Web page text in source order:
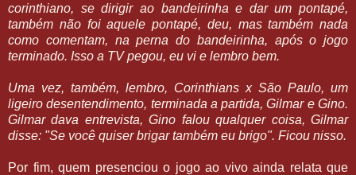
corinthiano, se dirigir ao bandeirinha e dar um pontapé,
também não foi aquele pontapé, deu, mas também nada
como comentam, na perna do bandeirinha, após o jogo
terminado. Isso a TV pegou, eu vi e lembro bem.
Uma vez, também, lembro, Corinthians x São Paulo, um
ligeiro desentendimento, terminada a partida, Gilmar e Gino.
Gilmar dava entrevista, Gino falou qualquer coisa, Gilmar
disse: "Se você quiser brigar também eu brigo". Ficou nisso.
Por fim, quem presenciou o jogo ao vivo ainda relata que